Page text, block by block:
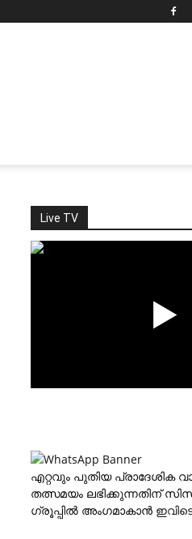
Live TV
എറ്റവും പുതിയ പ്രാദേശിക
തത്സമയം ലഭിക്കുന്നതിന്
ഗ്രൂപ്പില്‍ അംഗമാകാന്‍